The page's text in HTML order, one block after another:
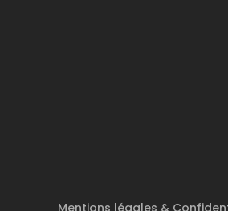
Mentions légales &